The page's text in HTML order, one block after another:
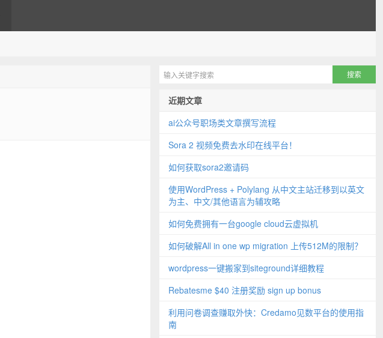
近期文章
ai公众号职场类文章撰写流程
Sora 2 视频免费去水印在线平台！
如何获取sora2邀请码
使用WordPress + Polylang 从中文主站迁移到以英文
为主、中文/其他语言为辅攻略
如何免费拥有一台google cloud云虚拟机
如何破解All in one wp migration 上传512M的限制？
wordpress一键搬家到siteground详细教程
Rebatesme $40 注册奖励 sign up bonus
利用问卷调查赚取外快：Credamo见数平台的使用指
南